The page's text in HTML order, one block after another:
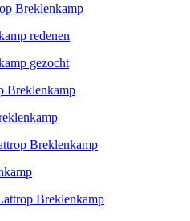
Breklenkamp
redenen
gezocht
Breklenkamp
Breklenkamp
Breklenkamp